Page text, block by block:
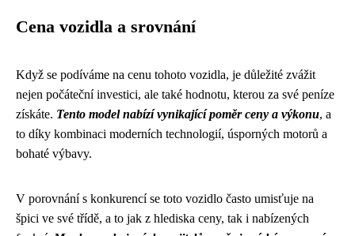
Cena vozidla a srovnání
Když se podíváme na cenu tohoto vozidla, je důležité zvážit
nejen počáteční investici, ale také hodnotu, kterou za své peníze
získáte. Tento model nabízí vynikající poměr ceny a výkonu, a
to díky kombinaci moderních technologií, úsporných motorů a
bohaté výbavy.
V porovnání s konkurencí se toto vozidlo často umisťuje na
špici ve své třídě, a to jak z hlediska ceny, tak i nabízených